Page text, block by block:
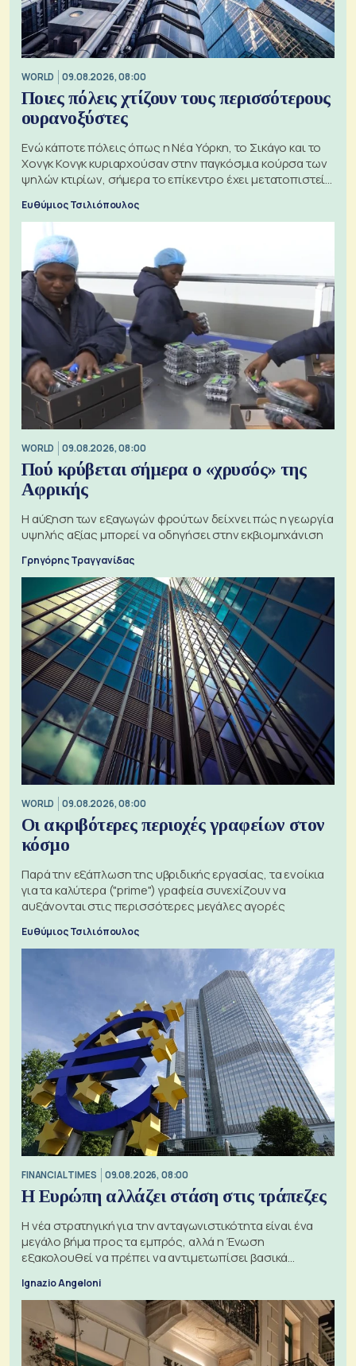
WORLD 09.08.2026, 08:00
Ποιες πόλεις χτίζουν τους περισσότερους
ουρανοξύστες
Ενώ κάποτε πόλεις όπως η Νέα Υόρκη, το Σικάγο και το
Χονγκ Κονγκ κυριαρχούσαν στην παγκόσμια κούρσα των
ψηλών κτιρίων, σήμερα το επίκεντρο έχει μετατοπιστεί
Ευθύμιος Τσιλιόπουλος
WORLD 09.08.2026, 08:00
Πού κρύβεται σήμερα ο «χρυσός» της
Αφρικής
Η αύξηση των εξαγωγών φρούτων δείχνει πώς η γεωργία
υψηλής αξίας μπορεί να οδηγήσει στην εκβιομηχάνιση
Γρηγόρης Τραγγανίδας
WORLD 09.08.2026, 08:00
Οι ακριβότερες περιοχές γραφείων στον
κόσμο
Παρά την εξάπλωση της υβριδικής εργασίας, τα ενοίκια
για τα καλύτερα ("prime") γραφεία συνεχίζουν να
αυξάνονται στις περισσότερες μεγάλες αγορές
Ευθύμιος Τσιλιόπουλος
FINANCIAL TIMES 09.08.2026, 08:00
Η Ευρώπη αλλάζει στάση στις τράπεζες
Η νέα στρατηγική για την ανταγωνιστικότητα είναι ένα
μεγάλο βήμα προς τα εμπρός, αλλά η Ένωση
εξακολουθεί να πρέπει να αντιμετωπίσει βασικά
Ignazio Angeloni